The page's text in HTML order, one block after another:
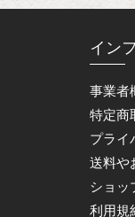
イン
事業者
特定商
プライ
送料や
ショッ
利用規